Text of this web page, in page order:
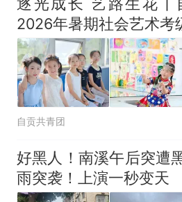
逐光成长 艺路生花丨
2026年暑期社会艺术考
自贡共青团
好黑人！南溪午后突遭
雨突袭！上演一秒变天